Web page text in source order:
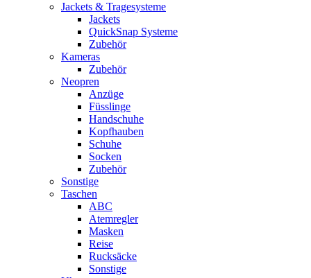
Jackets & Tragesysteme
Jackets
QuickSnap Systeme
Zubehör
Kameras
Zubehör
Neopren
Anzüge
Füsslinge
Handschuhe
Kopfhauben
Schuhe
Socken
Zubehör
Sonstige
Taschen
ABC
Atemregler
Masken
Reise
Rucksäcke
Sonstige